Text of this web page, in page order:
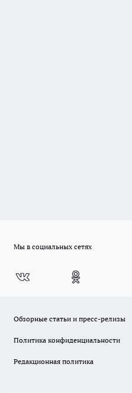
Мы в социальных сетях
Обзорные статьи и пресс-релизы
Политика конфиденциальности
Редакционная политика